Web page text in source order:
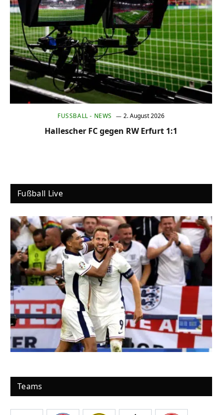
FUSSBALL - NEWS 2. August 2026
Hallescher FC gegen RW Erfurt 1:1
Fußball Live
Teams